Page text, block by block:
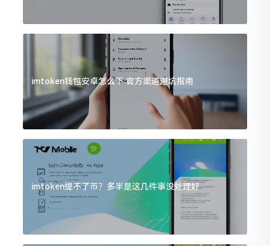
imtoken钱包安卓怎么下 官方渠道避坑指南
imtoken提不了币？多半是这几件事没处理好